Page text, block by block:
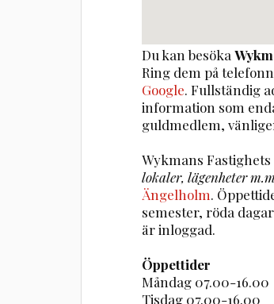
Du kan besöka
Ring dem på
Google. Fullständig
information som
guldmedlem,
Wykmans
lokaler, lägenheter m.m
Ängelholm.
semester, röda
är inloggad.
Öppettider
Måndag 07.00-16.00
Tisdag 07.00-16.00